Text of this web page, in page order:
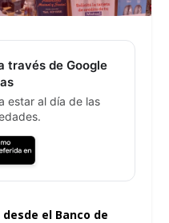
través de Google
estar al día de las
el Banco de